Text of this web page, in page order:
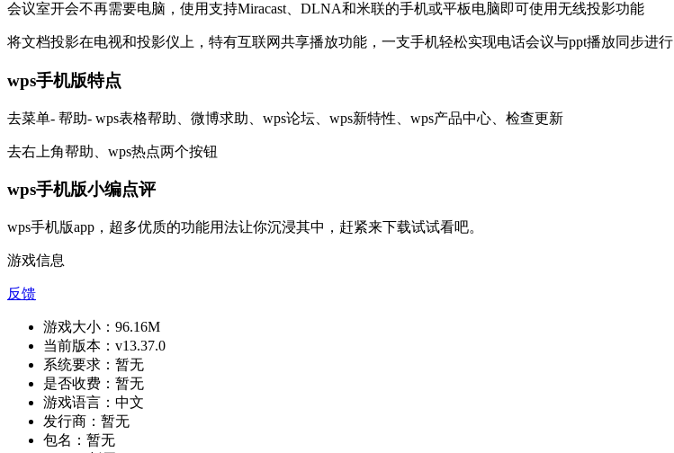
会议室开会不再需要电脑，使用支持Miracast、DLNA和米联的手机或平板电脑即可使用无线投影功能
将文档投影在电视和投影仪上，特有互联网共享播放功能，一支手机轻松实现电话会议与ppt播放同步进行
wps手机版特点
去菜单- 帮助- wps表格帮助、微博求助、wps论坛、wps新特性、wps产品中心、检查更新
去右上角帮助、wps热点两个按钮
wps手机版小编点评
wps手机版app，超多优质的功能用法让你沉浸其中，赶紧来下载试试看吧。
游戏信息
反馈
游戏大小： 96.16M
当前版本： v13.37.0
系统要求： 暂无
是否收费： 暂无
游戏语言： 中文
发行商： 暂无
包名： 暂无